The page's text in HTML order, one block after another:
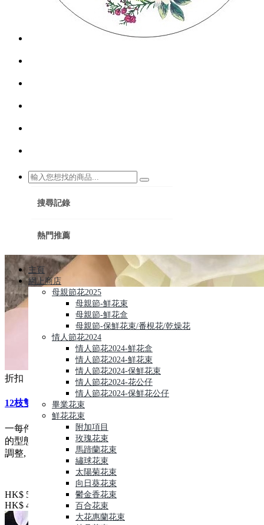
搜尋記錄
熱門推薦
主頁
網上商店
母親節花2025
母親節-鮮花束
母親節-鮮花盒
母親節-保鮮花束/番梘花/乾燥花
情人節花2024
情人節花2024-鮮花盒
情人節花2024-鮮花束
情人節花2024-保鮮花束
情人節花2024-花公仔
情人節花2024-保鮮花公仔
畢業花束
鮮花花束
附加項目
玫瑰花束
馬蹄蘭花束
繡球花束
太陽菊花束
向日葵花束
鬱金香花束
百合花束
大花惠蘭花束
折扣
12枝雙色康乃馨蓝星花花束
一每件花藝品由人手製作,鮮花材屬自然產物,每枝都有其獨特
的型態,及顏色的差異, 襯花及葉亦會受季節及市場供貨而有所
調整, 所以圖片僅作參考
HK$ 539
HK$ 485